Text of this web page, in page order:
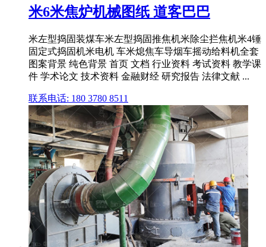
米6米焦炉机械图纸 道客巴巴
米左型捣固装煤车米左型捣固推焦机米除尘拦焦机米4锤
固定式捣固机米电机 车米熄焦车导烟车摇动给料机全套
图案背景 纯色背景 首页 文档 行业资料 考试资料 教学课
件 学术论文 技术资料 金融财经 研究报告 法律文献 ...
联系电话: 180 3780 8511